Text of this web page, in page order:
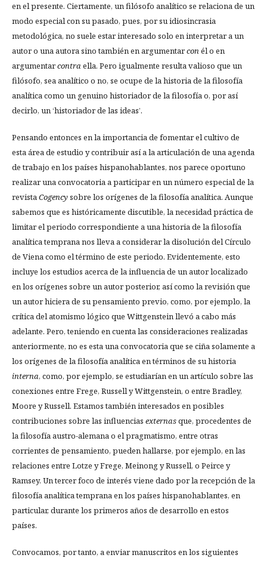
en el presente. Ciertamente, un filósofo analítico se relaciona de un
modo especial con su pasado, pues, por su idiosincrasia
metodológica, no suele estar interesado solo en interpretar a un
autor o una autora sino también en argumentarconél o en
argumentarcontraella. Pero igualmente resulta valioso que un
filósofo, sea analítico o no, se ocupe de la historia de la filosofía
analítica como un genuino historiador de la filosofía o, por así
decirlo, un ‘historiador de las ideas’.
Pensando entonces en la importancia de fomentar el cultivo de
esta área de estudio y contribuir así a la articulación de una agenda
de trabajo en los países hispanohablantes, nos parece oportuno
realizar una convocatoria a participar en un número especial de la
revistaCogencysobre los orígenes de la filosofía analítica. Aunque
sabemos que es históricamente discutible, la necesidad práctica de
limitar el periodo correspondiente a una historia de la filosofía
analítica temprana nos lleva a considerar la disolución del Círculo
de Viena como el término de este periodo. Evidentemente, esto
incluye los estudios acerca de la influencia de un autor localizado
en los orígenes sobre un autor posterior, así como la revisión que
un autor hiciera de su pensamiento previo, como, por ejemplo, la
crítica del atomismo lógico que Wittgenstein llevó a cabo más
adelante. Pero, teniendo en cuenta las consideraciones realizadas
anteriormente, no es esta una convocatoria que se ciña solamente a
los orígenes de la filosofía analítica en términos de su historia
interna, como, por ejemplo, se estudiarían en un artículo sobre las
conexiones entre Frege, Russell y Wittgenstein, o entre Bradley,
Moore y Russell. Estamos también interesados en posibles
contribuciones sobre las influencias externasque, procedentes de
la filosofía austro-alemana o el pragmatismo, entre otras
corrientes de pensamiento, pueden hallarse, por ejemplo, en las
relaciones entre Lotze y Frege, Meinong y Russell, o Peirce y
Ramsey. Un tercer foco de interés viene dado por la recepción de la
filosofía analítica temprana en los países hispanohablantes, en
particular, durante los primeros años de desarrollo en estos
países.
Convocamos, por tanto, a enviar manuscritos en los siguientes